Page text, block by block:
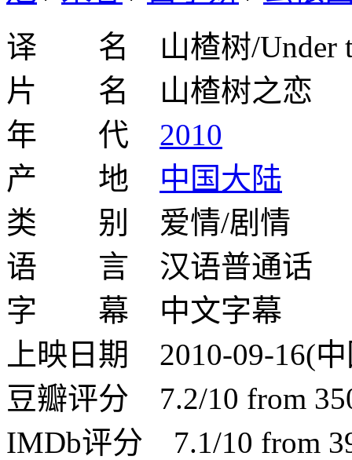
译 名 山楂树/Under
片 名 山楂树之恋
年 代 2010
产 地 中国大陆
类 别 爱情/剧情
语 言 汉语普通话
字 幕 中文字幕
上映日期 2010-09-16(
豆瓣评分 7.2/10 from
IMDb评分 7.1/10 from